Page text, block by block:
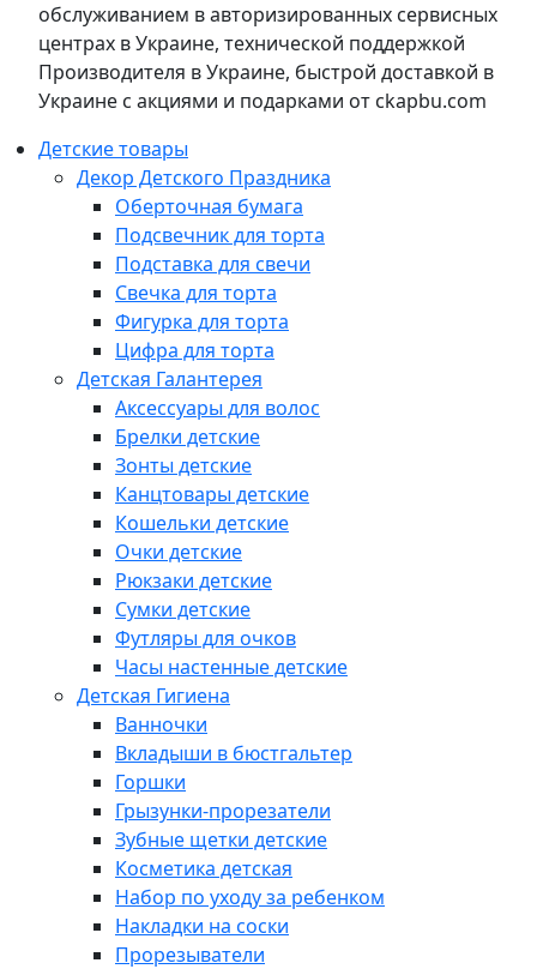
обслуживанием в авторизированных сервисных
центрах в Украине, технической поддержкой
Производителя в Украине, быстрой доставкой в
Украине с акциями и подарками от ckapbu.com
Детские товары
Декор Детского Праздника
Оберточная бумага
Подсвечник для торта
Подставка для свечи
Свечка для торта
Фигурка для торта
Цифра для торта
Детская Галантерея
Аксессуары для волос
Брелки детские
Зонты детские
Канцтовары детские
Кошельки детские
Очки детские
Рюкзаки детские
Сумки детские
Футляры для очков
Часы настенные детские
Детская Гигиена
Ванночки
Вкладыши в бюстгальтер
Горшки
Грызунки-прорезатели
Зубные щетки детские
Косметика детская
Набор по уходу за ребенком
Накладки на соски
Прорезыватели